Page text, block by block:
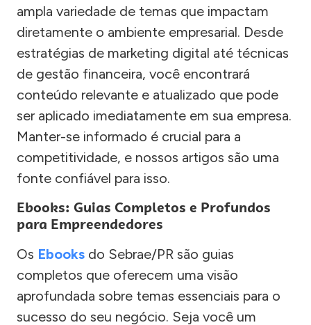
ampla variedade de temas que impactam
diretamente o ambiente empresarial. Desde
estratégias de marketing digital até técnicas
de gestão financeira, você encontrará
conteúdo relevante e atualizado que pode
ser aplicado imediatamente em sua empresa.
Manter-se informado é crucial para a
competitividade, e nossos artigos são uma
fonte confiável para isso.
Ebooks: Guias Completos e Profundos
para Empreendedores
Os Ebooks do Sebrae/PR são guias
completos que oferecem uma visão
aprofundada sobre temas essenciais para o
sucesso do seu negócio. Seja você um